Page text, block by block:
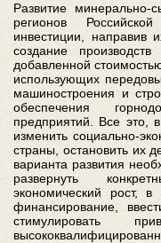
Развитие минерально-
регионов
инвестиции, направив
создание
добавленной
использующих
машиностроения и
обеспечения
предприятий. Все это,
изменить социально-
страны, остановить их
варианта развития
развернуть
экономический рост,
финансирование,
стимулировать